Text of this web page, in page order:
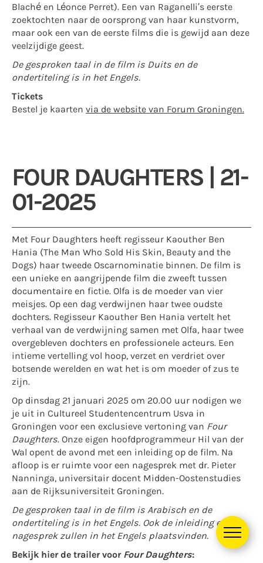
Menu
openen
Blaché en Léonce Perret). Een van Raganelli’s eerste
zoektochten naar de oorsprong van haar kunstvorm,
maar ook een van de eerste films die is gewijd aan deze
veelzijdige geest.
De gesproken taal in de film is Duits en de
ondertiteling is in het Engels.
Tickets
Bestel je kaarten via de website van Forum Groningen.
FOUR DAUGHTERS | 21-
01-2025
Met Four Daughters heeft regisseur Kaouther Ben
Hania (The Man Who Sold His Skin, Beauty and the
Dogs) haar tweede Oscarnominatie binnen. De film is
een unieke en aangrijpende film die zweeft tussen
documentaire en fictie. Olfa is de moeder van vier
meisjes. Op een dag verdwijnen haar twee oudste
dochters. Regisseur Kaouther Ben Hania vertelt het
verhaal van de verdwijning samen met Olfa, haar twee
overgebleven dochters en professionele acteurs. Een
intieme vertelling vol hoop, verzet en verdriet over
botsende werelden en wat het is om moeder of zus te
zijn.
Op dinsdag 21 januari 2025 om 20.00 uur nodigen we
je uit in Cultureel Studentencentrum Usva in
Groningen voor een exclusieve vertoning van Four
Daughters. Onze eigen hoofdprogrammeur Hil van der
Wal opent de avond met een inleiding op de film. Na
afloop is er ruimte voor een nagesprek met dr. Pieter
Nanninga, universitair docent Midden-Oostenstudies
aan de Rijksuniversiteit Groningen.
De gesproken taal in de film is Arabisch en de
ondertiteling is in het Engels. Ook de inleiding en het
nagesprek zullen in het Engels plaatsvinden.
Bekijk hier de trailer voor Four Daughters: